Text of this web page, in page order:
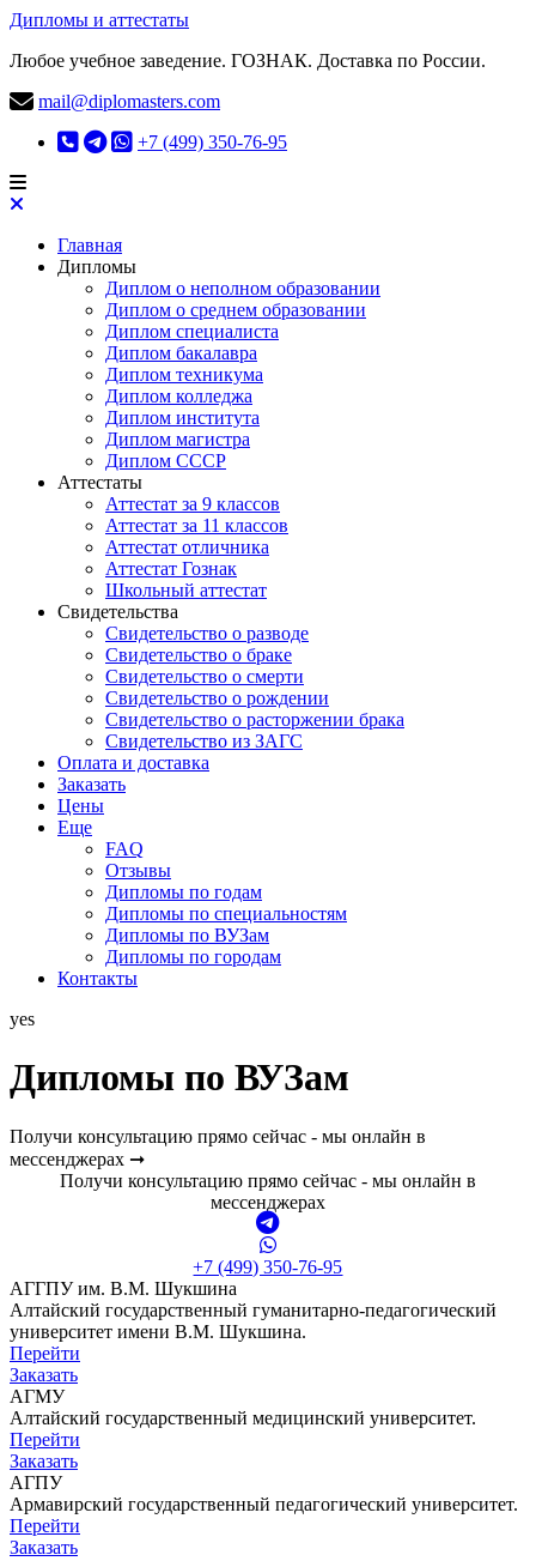
Дипломы и аттестаты
Любое учебное заведение. ГОЗНАК. Доставка по России.
mail@diplomasters.com
+7 (499) 350-76-95
Главная
Дипломы
Диплом о неполном образовании
Диплом о среднем образовании
Диплом специалиста
Диплом бакалавра
Диплом техникума
Диплом колледжа
Диплом института
Диплом магистра
Диплом СССР
Аттестаты
Аттестат за 9 классов
Аттестат за 11 классов
Аттестат отличника
Аттестат Гознак
Школьный аттестат
Свидетельства
Свидетельство о разводе
Свидетельство о браке
Свидетельство о смерти
Свидетельство о рождении
Свидетельство о расторжении брака
Свидетельство из ЗАГС
Оплата и доставка
Заказать
Цены
Еще
FAQ
Отзывы
Дипломы по годам
Дипломы по специальностям
Дипломы по ВУЗам
Дипломы по городам
Контакты
yes
Дипломы по ВУЗам
Получи консультацию прямо сейчас - мы онлайн в
мессенджерах ➞
Получи консультацию прямо сейчас - мы онлайн в
мессенджерах
+7 (499) 350-76-95
АГГПУ им. В.М. Шукшина
Алтайский государственный гуманитарно-педагогический
университет имени В.М. Шукшина.
Перейти
Заказать
АГМУ
Алтайский государственный медицинский университет.
Перейти
Заказать
АГПУ
Армавирский государственный педагогический университет.
Перейти
Заказать